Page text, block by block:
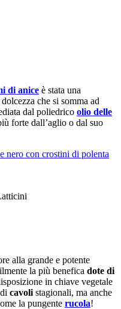
di anice è stata una
che si somma ad
dal poliedrico olio delle
forte dall’aglio o dal suo
nero con crostini di polenta
alla grande e potente
la più benefica dote di
in chiave vegetale
cavoli stagionali, ma anche
la pungente rucola!